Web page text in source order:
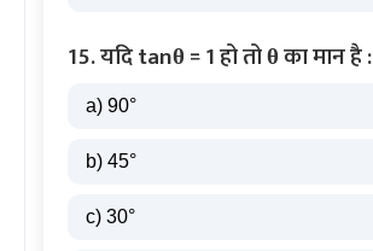
15. यदि tanθ = 1 हो तो θ का मान है :
a) 90°
b) 45°
c) 30°